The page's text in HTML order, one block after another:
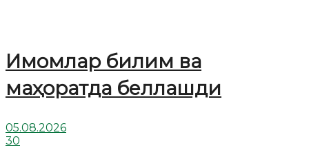
Имомлар билим ва
маҳоратда беллашди
05.08.2026
30